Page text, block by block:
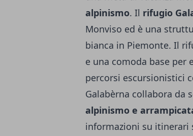
alpinismo. Il rifugio
Monviso ed è una
bianca in Piemonte. Il
e una comoda base
percorsi escursionistici
Galabèrna collabora da
alpinismo e
informazioni su itinerari